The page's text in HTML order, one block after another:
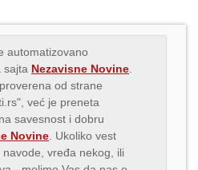
automatizovano
sajta Nezavisne Novine
od strane
već je preneta
savesnost i dobru
Novine . Ukoliko vest
vređa nekog, ili